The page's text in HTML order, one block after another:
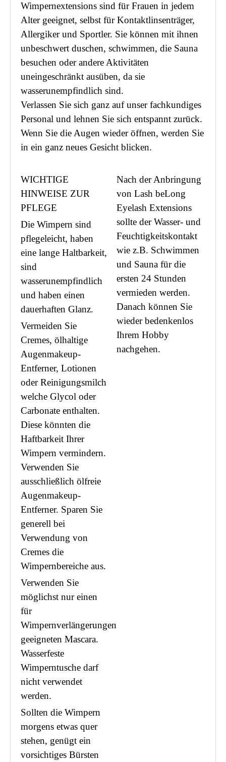
Wimpernextensions sind für Frauen in jedem
Alter geeignet, selbst für Kontaktlinsenträger,
Allergiker und Sportler. Sie können mit ihnen
unbeschwert duschen, schwimmen, die Sauna
besuchen oder andere Aktivitäten
uneingeschränkt ausüben, da sie
wasserunempfindlich sind.
Verlassen Sie sich ganz auf unser fachkundiges
Personal und lehnen Sie sich entspannt zurück.
Wenn Sie die Augen wieder öffnen, werden Sie
in ein ganz neues Gesicht blicken.
WICHTIGE
HINWEISE ZUR
PFLEGE
Die Wimpern sind
pflegeleicht, haben
eine lange Haltbarkeit,
sind
wasserunempfindlich
und haben einen
dauerhaften Glanz.
Vermeiden Sie
Cremes, ölhaltige
Augenmakeup-
Entferner, Lotionen
oder Reinigungsmilch
welche Glycol oder
Carbonate enthalten.
Diese könnten die
Haftbarkeit Ihrer
Wimpern vermindern.
Verwenden Sie
ausschließlich ölfreie
Augenmakeup-
Entferner. Sparen Sie
generell bei
Verwendung von
Cremes die
Wimpernbereiche aus.
Verwenden Sie
möglichst nur einen
für
Wimpernverlängerungen
geeigneten Mascara.
Wasserfeste
Wimperntusche darf
nicht verwendet
werden.
Sollten die Wimpern
morgens etwas quer
stehen, genügt ein
vorsichtiges Bürsten
Nach der Anbringung
von Lash beLong
Eyelash Extensions
sollte der Wasser- und
Feuchtigkeitskontakt
wie z.B. Schwimmen
und Sauna für die
ersten 24 Stunden
vermieden werden.
Danach können Sie
wieder bedenkenlos
Ihrem Hobby
nachgehen.